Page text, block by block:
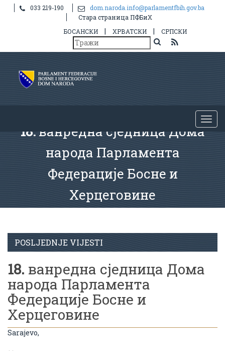
033 219-190
dom.naroda.info@parlamentfbih.gov.ba
Стара страница ПФБиХ
БОСАНСКИ
| ХРВАТСКИ | СРПСКИ
18.ванредна сједница Дома
народа Парламента
Федерације Босне и
Херцеговине
POSLJEDNJE VIJESTI
18. ванредна сједница Дома
народа Парламента
Федерације Босне и
Херцеговине
Sarajevo,